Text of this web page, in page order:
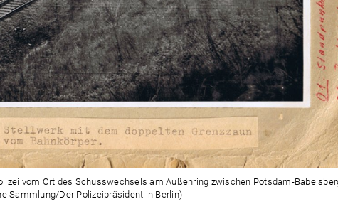
vom Ort des Schusswechsels am Außenring zwischen Potsdam-
Sammlung/Der Polizeipräsident in Berlin)